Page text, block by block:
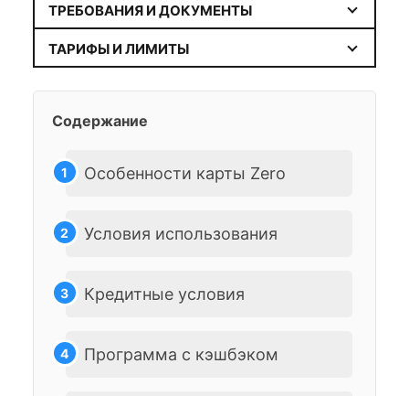
ТРЕБОВАНИЯ И ДОКУМЕНТЫ
ТАРИФЫ И ЛИМИТЫ
Содержание
Особенности карты Zero
Условия использования
Кредитные условия
Программа с кэшбэком